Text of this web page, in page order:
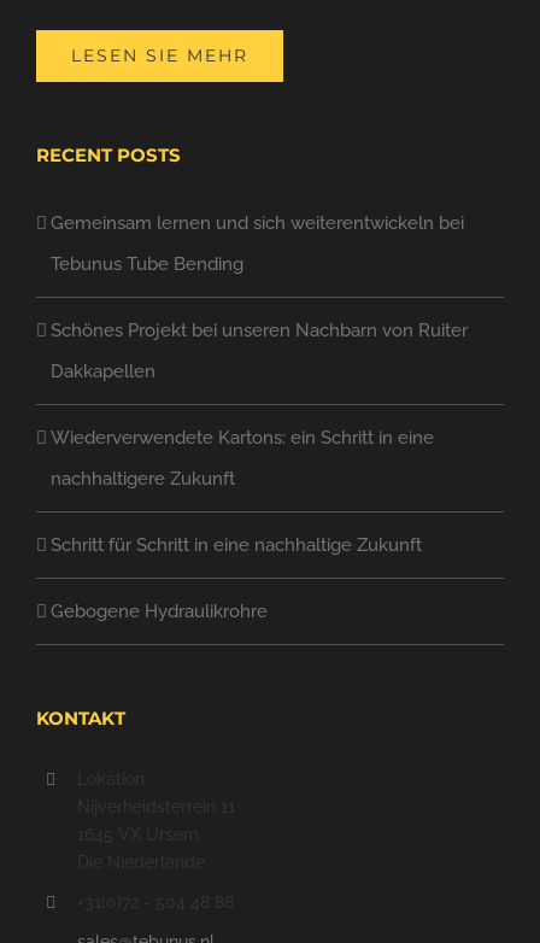
LESEN SIE MEHR
RECENT POSTS
Gemeinsam lernen und sich weiterentwickeln bei
Tebunus Tube Bending
Schönes Projekt bei unseren Nachbarn von Ruiter
Dakkapellen
Wiederverwendete Kartons: ein Schritt in eine
nachhaltigere Zukunft
Schritt für Schritt in eine nachhaltige Zukunft
Gebogene Hydraulikrohre
KONTAKT